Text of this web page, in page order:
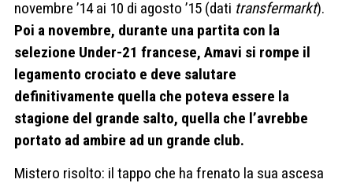
novembre ’14 ai 10 di agosto ’15 (dati transfermarkt).
Poi a novembre, durante una partita con la
selezione Under-21 francese, Amavi si rompe il
legamento crociato e deve salutare
definitivamente quella che poteva essere la
stagione del grande salto, quella che l’avrebbe
portato ad ambire ad un grande club.
Mistero risolto: il tappo che ha frenato la sua ascesa